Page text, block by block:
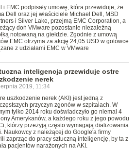
i EMC podpisały umowę, która przewiduje, że
Dell oraz jej właściciele Michael Dell, MSD
i Silver Lake, przejmą EMC Corporation, a
doń VMware pozostanie niezależną
notowaną na giełdzie. Zgodnie z umową
EMC otrzyma za akcję 24,05 USD w gotówce
z udziałami EMC w VMware
inteligencja przewiduje ostre
nerek
2019, 11:34
uszkodzenie nerek (AKI) jest jedną z
przyczyn zgonów w szpitalach. W
tylko 2014 roku doświadczyło go niemal 4
Amerykanów, a każdego roku z jego powodu
którzy przeżyją często wymagają dializowania
Naukowcy z należącej do Google'a firmy
zaprząc do pracy sztuczną inteligencję, by ta z
pacjentów narażonych na AKI.